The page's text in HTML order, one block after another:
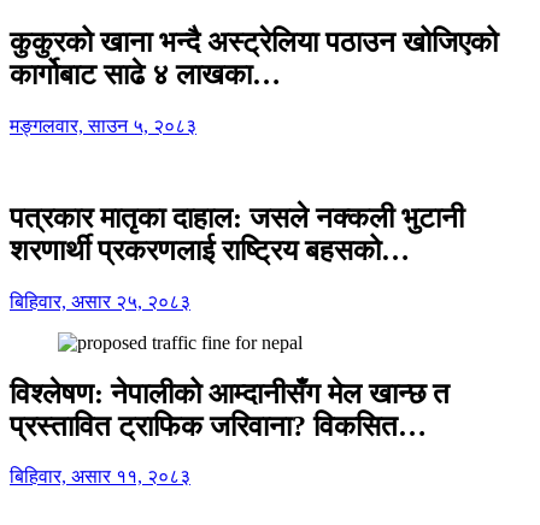
कुकुरको खाना भन्दै अस्ट्रेलिया पठाउन खोजिएको
कार्गोबाट साढे ४ लाखका…
मङ्गलवार, साउन ५, २०८३
पत्रकार मातृका दाहाल: जसले नक्कली भुटानी
शरणार्थी प्रकरणलाई राष्ट्रिय बहसको…
बिहिवार, असार २५, २०८३
विश्लेषण: नेपालीको आम्दानीसँग मेल खान्छ त
प्रस्तावित ट्राफिक जरिवाना? विकसित…
बिहिवार, असार ११, २०८३